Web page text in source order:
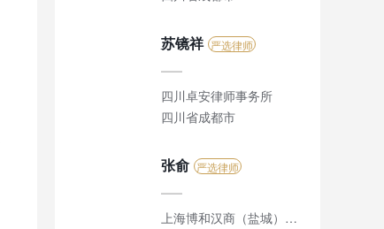
苏镜祥 严选律师
四川卓安律师事务所
四川省成都市
张俞 严选律师
上海博和汉商（盐城）律师事务所 瀛动力刑辩团队